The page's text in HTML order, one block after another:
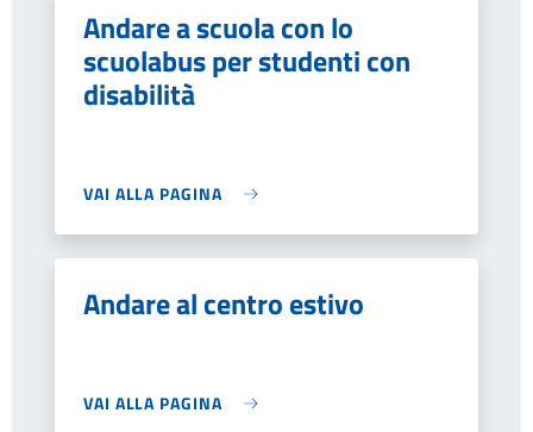
Andare a scuola con lo
scuolabus per studenti con
disabilità
VAI ALLA PAGINA
Andare al centro estivo
VAI ALLA PAGINA